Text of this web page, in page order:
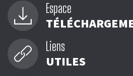
Espace
Liens
UTILES